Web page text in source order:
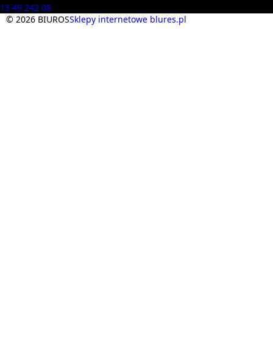
13 49 242 08
© 2026 BIUROSSklepy internetowe blures.pl